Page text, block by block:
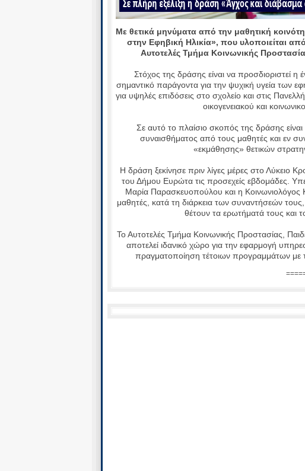
Με θετικά μηνύματα από την μαθητική
στην Εφηβική Ηλικία», που υλοποιείται
Αυτοτελές Τμήμα Κοινωνικής
Στόχος της δράσης είναι να προσδιοριστεί η
σημαντικό παράγοντα για την ψυχική υγεία των
για υψηλές επιδόσεις στο σχολείο και στις
οικογενειακού και
Σε αυτό το πλαίσιο σκοπός της δράσης
συναισθήματος από τους μαθητές και εν
«εκμάθησης» θετικών
Η δράση ξεκίνησε πριν λίγες μέρες στο Λύκειο
του Δήμου Ευρώτα τις προσεχείς εβδομάδες.
Μαρία Παρασκευοπούλου και η Κοινωνιολόγος
μαθητές, κατά τη διάρκεια των συναντήσεών
θέτουν τα ερωτήματά τους και
Το Αυτοτελές Τμήμα Κοινωνικής Προστασίας,
αποτελεί ιδανικό χώρο για την εφαρμογή
πραγματοποίηση τέτοιων προγραμμάτων με